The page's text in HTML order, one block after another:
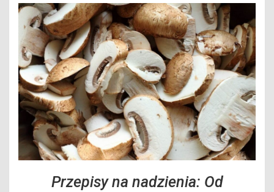
Przepisy na nadzienia: Od